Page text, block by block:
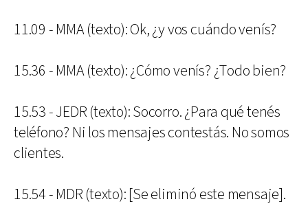
11.09 - MMA (texto): Ok, ¿y vos cuándo venís?
15.36 - MMA (texto): ¿Cómo venís? ¿Todo bien?
15.53 - JEDR (texto): Socorro. ¿Para qué tenés
teléfono? Ni los mensajes contestás. No somos
clientes.
15.54 - MDR (texto): [Se eliminó este mensaje].